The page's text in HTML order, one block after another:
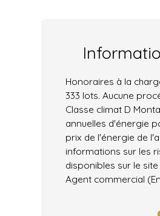
Honoraires à la
333 lots. Aucune
Classe climat D
annuelles d'énergie
prix de l'énergie de
informations sur les
disponibles sur le
Agent commercial